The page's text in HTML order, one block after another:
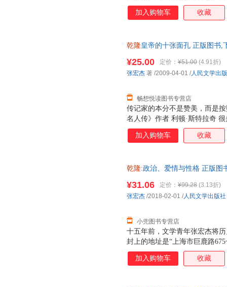
读者眉飞色舞，而宏杰一直在
儿一样》导演 新版《三国演义
刻，沉重与快感相间，忧思和
历史也插前卫，有时候，前卫
导演 孟京辉 历史在张宏杰笔下
加入购物车 收藏
乾隆皇帝的十张面孔 正版图书,
传记家的本分不是赞美，而是
名人传》作者 利顿·斯特拉奇
读者眉飞色舞，而宏杰一直在
儿一样》导演 新版《三国演义
刻，沉重与快感相间，忧思和
历史也插前卫，有时候，前卫
导演 孟京辉 历史在张宏杰笔下
¥25.00 定价： ¥51.00 (4.91折)
畅想悦读图书专营店
张宏杰 著 /2009-04-01 /人民文学出
加入购物车 收藏
乾隆:政治、爱情与性格 正版图
十五年前，文学青年张宏杰将
封上的地址是“上海市巨鹿路
漫长的“退稿—投给下一本杂志
自己很喜欢的一篇。此后的作
¥31.06 定价： ¥99.28 (3.13折)
小兜图书专营店
张宏杰 /2018-02-01 /人民文学出版社
加入购物车 收藏